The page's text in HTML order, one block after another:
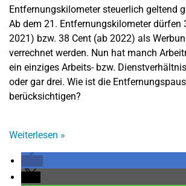
Entfernungskilometer steuerlich geltend
Ab dem 21. Entfernungskilometer dürfen
2021) bzw. 38 Cent (ab 2022) als
verrechnet werden. Nun hat manch
ein einziges Arbeits- bzw.
oder gar drei. Wie ist die
berücksichtigen?
Weiterlesen »